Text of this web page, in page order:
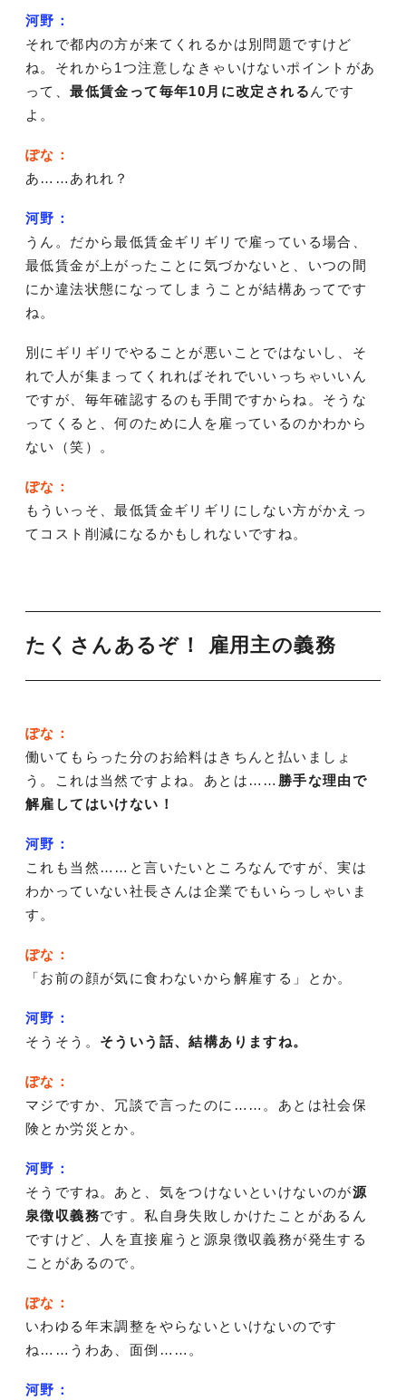
河野：
それで都内の方が来てくれるかは別問題ですけど
ね。それから1つ注意しなきゃいけないポイントがあ
って、最低賃金って毎年10月に改定される んです
よ。
ぽな：
あ……あれれ？
河野：
うん。だから最低賃金ギリギリで雇っている場合、
最低賃金が上がったことに気づかないと、いつの間
にか違法状態になってしまうことが結構あってです
ね。
別にギリギリでやることが悪いことではないし、そ
れで人が集まってくれればそれでいいっちゃいいん
ですが、毎年確認するのも手間ですからね。そうな
ってくると、何のために人を雇っているのかわから
ない（笑）。
ぽな：
もういっそ、最低賃金ギリギリにしない方がかえっ
てコスト削減になるかもしれないですね。
たくさんあるぞ！ 雇用主の義務
ぽな：
働いてもらった分のお給料はきちんと払いましょ
う。これは当然ですよね。あとは…… 勝手な理由で
解雇してはいけない！
河野：
これも当然……と言いたいところなんですが、実は
わかっていない社長さんは企業でもいらっしゃいま
す。
ぽな：
「お前の顔が気に食わないから解雇する」とか。
河野：
そうそう。 そういう話、結構ありますね。
ぽな：
マジですか、冗談で言ったのに……。あとは社会保
険とか労災とか。
河野：
そうですね。あと、気をつけないといけないのが源
泉徴収義務です。私自身失敗しかけたことがあるん
ですけど、人を直接雇うと源泉徴収義務が発生する
ことがあるので。
ぽな：
いわゆる年末調整をやらないといけないのです
ね……うわあ、面倒……。
河野：